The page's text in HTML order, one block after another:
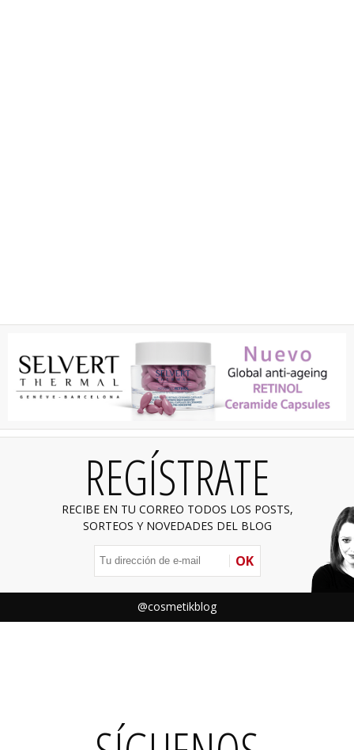
REGÍSTRATE
RECIBE EN TU CORREO TODOS LOS POSTS,
SORTEOS Y NOVEDADES DEL BLOG
OK
@cosmetikblog